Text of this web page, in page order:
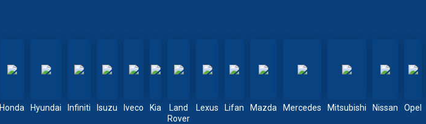
Honda Hyundai Infiniti Isuzu Iveco Kia
Land
Rover
Lexus Lifan Mazda Mercedes Mitsubishi Nissan Opel